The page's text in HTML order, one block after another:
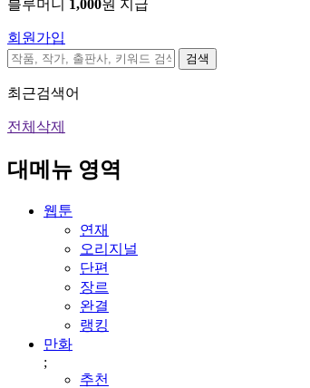
블루머니 1,000원 지급
회원가입
검색
최근검색어
전체삭제
대메뉴 영역
웹툰
연재
오리지널
단편
장르
완결
랭킹
만화
;
추천